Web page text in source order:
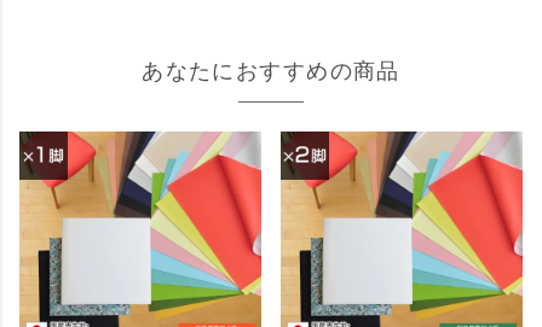
あなたにおすすめの商品